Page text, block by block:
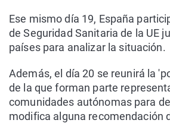
Ese mismo día 19, España
de Seguridad Sanitaria de la UE
países para analizar la situación.
Además, el día 20 se reunirá la
de la que forman parte
comunidades autónomas para
modifica alguna recomendación